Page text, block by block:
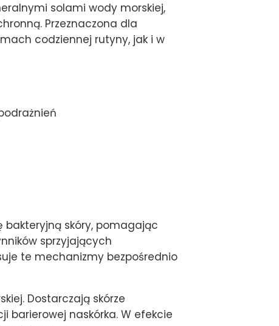
solami wody morskiej,
Przeznaczona dla
codziennej rutyny, jak i w
bakteryjną skóry, pomagając
sprzyjających
te mechanizmy bezpośrednio
Dostarczają skórze
barierowej naskórka. W efekcie